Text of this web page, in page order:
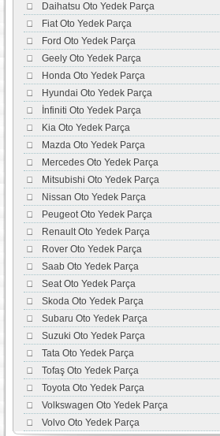
Daihatsu Oto Yedek Parça
Fiat Oto Yedek Parça
Ford Oto Yedek Parça
Geely Oto Yedek Parça
Honda Oto Yedek Parça
Hyundai Oto Yedek Parça
İnfiniti Oto Yedek Parça
Kia Oto Yedek Parça
Mazda Oto Yedek Parça
Mercedes Oto Yedek Parça
Mitsubishi Oto Yedek Parça
Nissan Oto Yedek Parça
Peugeot Oto Yedek Parça
Renault Oto Yedek Parça
Rover Oto Yedek Parça
Saab Oto Yedek Parça
Seat Oto Yedek Parça
Skoda Oto Yedek Parça
Subaru Oto Yedek Parça
Suzuki Oto Yedek Parça
Tata Oto Yedek Parça
Tofaş Oto Yedek Parça
Toyota Oto Yedek Parça
Volkswagen Oto Yedek Parça
Volvo Oto Yedek Parça